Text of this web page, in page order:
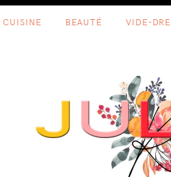
CUISINE BEAUTÉ VIDE-